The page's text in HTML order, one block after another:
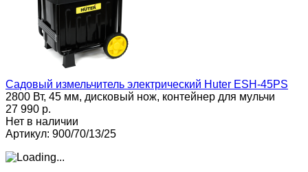
Садовый измельчитель электрический Huter ESH-45PS
2800 Вт, 45 мм, дисковый нож, контейнер для мульчи
27 990 p.
Нет в наличии
Артикул: 900/70/13/25